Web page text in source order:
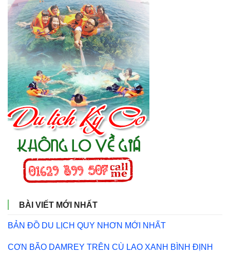
BÀI VIẾT MỚI NHẤT
BẢN ĐỒ DU LỊCH QUY NHƠN MỚI NHẤT
CƠN BÃO DAMREY TRÊN CÙ LAO XANH BÌNH ĐỊNH